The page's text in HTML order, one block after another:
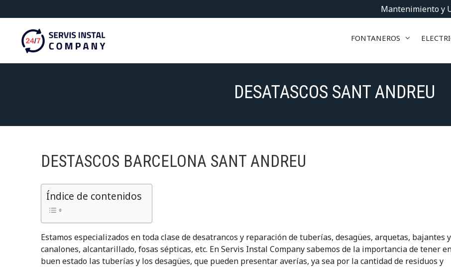
al
contenido
Mantenimiento y
FONTANEROS
DESATASCOS SANT ANDREU
DESTASCOS BARCELONA SANT ANDREU
Índice de contenidos
Estamos especializados en toda clase de desatrancos y reparación de tuberías, desagües, arquetas, bajantes y
canalones, alcantarillado, fosas sépticas, etc. En Servis Instal Company sabemos de la importancia de tener
buen estado las tuberías y los desagües, que pueden presentar averías, ya sea por la cantidad de residuos y